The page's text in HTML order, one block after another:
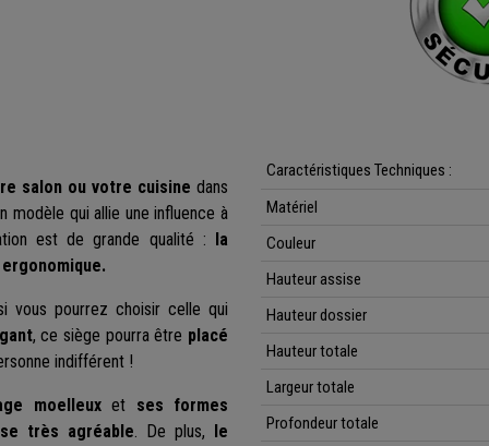
salon ou votre cuisine dans
modèle qui allie une influence à
est de grande qualité : la
vous pourrez choisir celle qui
, ce siège pourra être placé
indifférent !
moelleuxet ses formes
très agréable. De plus, le
Caractéristiques Techniques :
Matériel
Couleur
Hauteur assise
Hauteur dossier
Hauteur totale
Largeur totale
Profondeur totale